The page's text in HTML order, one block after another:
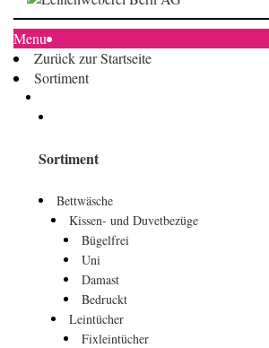
Menu
Zurück zur Startseite
Sortiment
Sortiment
Bettwäsche
Kissen- und Duvetbezüge
Bügelfrei
Uni
Damast
Bedruckt
Leintücher
Fixleintücher